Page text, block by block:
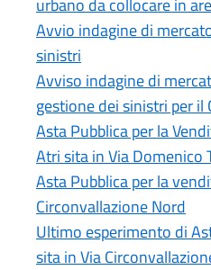
urbano da collocare in
Avvio indagine di
sinistri
Avviso indagine di
gestione dei sinistri per il
Asta Pubblica per la
Atri sita in Via Domenico
Asta Pubblica per la
Circonvallazione Nord
Ultimo esperimento di
sita in Via